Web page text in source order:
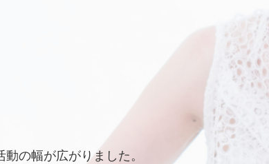
の幅が広がりました。